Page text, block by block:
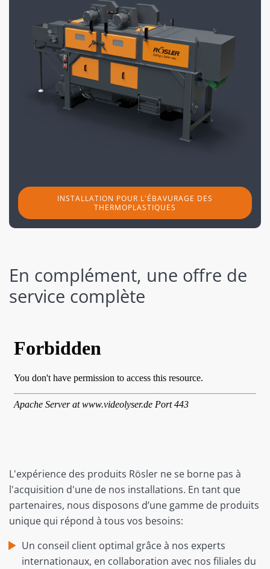
INSTALLATION POUR L'ÉBAVURAGE DES
THERMOPLASTIQUES
En complément, une offre de
service complète
L'expérience des produits Rösler ne se borne pas à
l'acquisition d'une de nos installations. En tant que
partenaires, nous disposons d’une gamme de produits
unique qui répond à tous vos besoins:
Un conseil client optimal grâce à nos experts
internationaux, en collaboration avec nos filiales du